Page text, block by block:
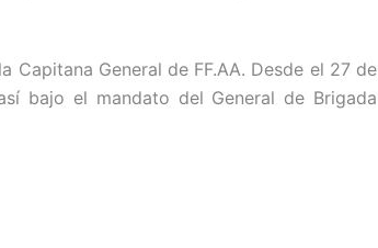
Capitana General de FF.AA. Desde el 27 de
bajo el mandato del General de Brigada